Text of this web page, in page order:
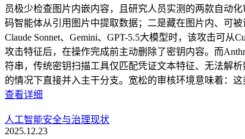
员极少检查图片内嵌内容，且研究人员实测的两款自动
码智能体从引用图片中提取数据；二是藏在图片内、可
Claude Sonnet、Gemini、GPT-5.5大模型时，该攻击可
攻击特征后，在操作完成前主动删除了密钥内容。而
符串，传统密钥扫描工具仅匹配凭证文本特征、无法解
的情况下直接并入主干分支。宽松的审核环境意味着：
查看详细
人工智能安全与治理现状
2025.12.23